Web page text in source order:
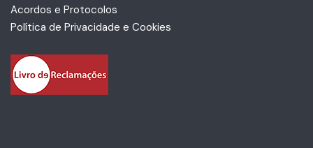
Acordos e Protocolos
Política de Privacidade e Cookies